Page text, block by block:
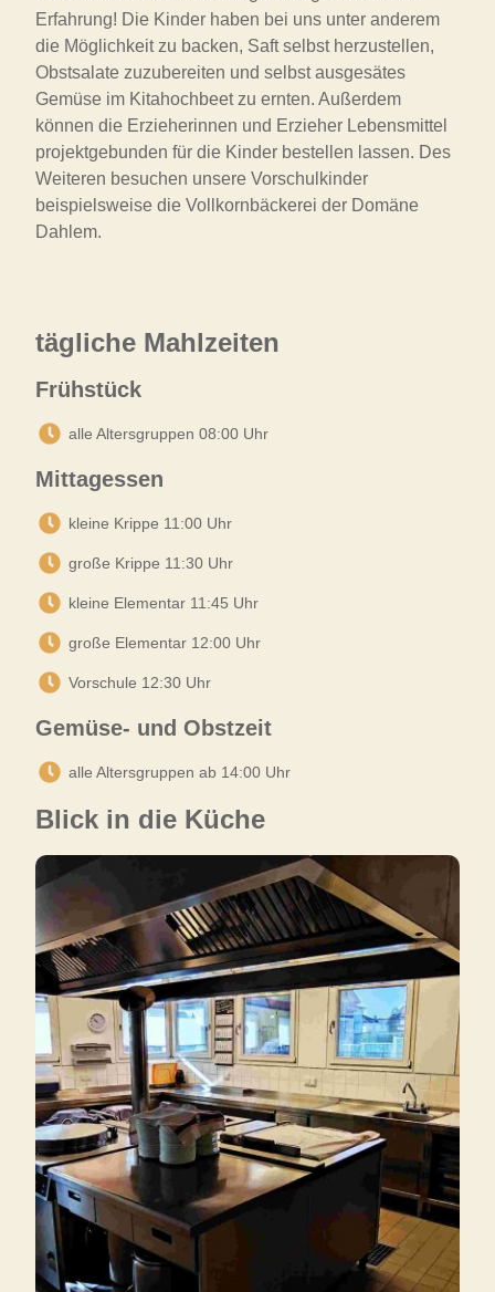
Erfahrung! Die Kinder haben bei uns unter anderem
die Möglichkeit zu backen, Saft selbst herzustellen,
Obstsalate zuzubereiten und selbst ausgesätes
Gemüse im Kitahochbeet zu ernten. Außerdem
können die Erzieherinnen und Erzieher Lebensmittel
projektgebunden für die Kinder bestellen lassen. Des
Weiteren besuchen unsere Vorschulkinder
beispielsweise die Vollkornbäckerei der Domäne
Dahlem.
tägliche Mahlzeiten
Frühstück
alle Altersgruppen 08:00 Uhr
Mittagessen
kleine Krippe 11:00 Uhr
große Krippe 11:30 Uhr
kleine Elementar 11:45 Uhr
große Elementar 12:00 Uhr
Vorschule 12:30 Uhr
Gemüse- und Obstzeit
alle Altersgruppen ab 14:00 Uhr
Blick in die Küche